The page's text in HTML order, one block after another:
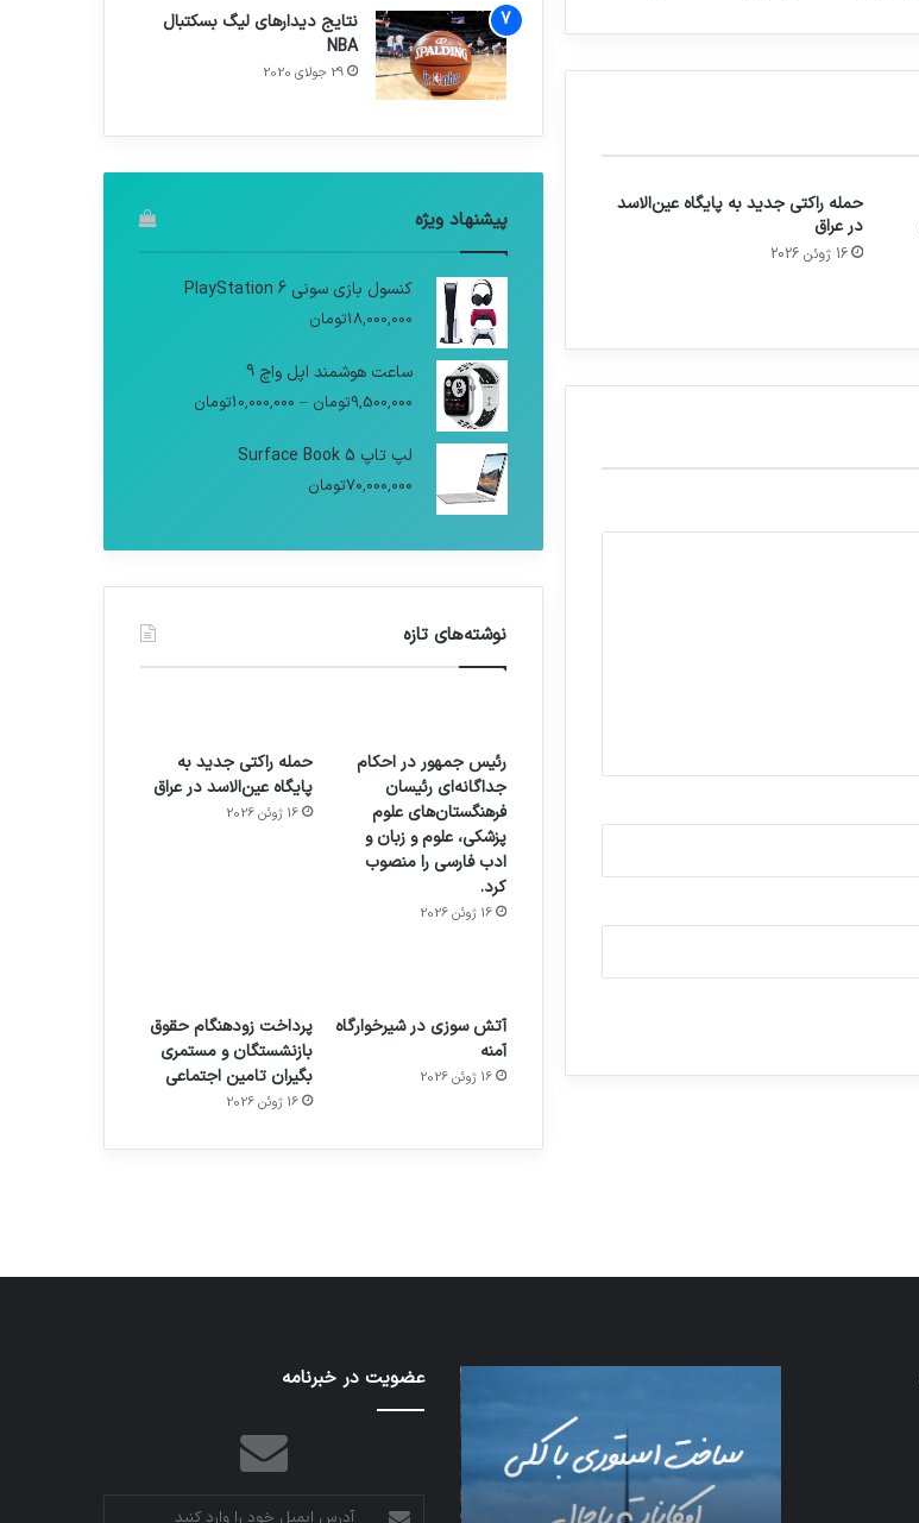
حمله راکتی جدید به پایگاه عین‌الاسد
در عراق
16 ژوئن 2026
نتایج دیدار‌های لیگ بسکتبال
NBA
29 جولای 2020
پیشنهاد ویژه
کنسول بازی سونی PlayStation 6
18,000,000تومان
ساعت هوشمند اپل واچ 9
9,500,000تومان –
10,000,000تومان
لپ تاپ Surface Book 5
70,000,000تومان
نوشته‌های تازه
رئیس جمهور در احکام
جداگانه‌ای رئیسان
فرهنگستان‌های علوم
پزشکی، علوم و زبان و
ادب فارسی را منصوب
کرد.
16 ژوئن 2026
حمله راکتی جدید به
پایگاه عین‌الاسد در عراق
16 ژوئن 2026
آتش سوزی در شیرخوارگاه
آمنه
16 ژوئن 2026
پرداخت زودهنگام حقوق
بازنشستگان و مستمری
بگیران تامین اجتماعی
16 ژوئن 2026
هدفون های 2023
در
شبکه
5G
می‌تواند
سقوط
هواپیما
عضویت در خبرنامه
آدرس